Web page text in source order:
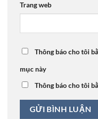
Trang web
Thông báo cho tôi
mục này
Thông báo cho tôi